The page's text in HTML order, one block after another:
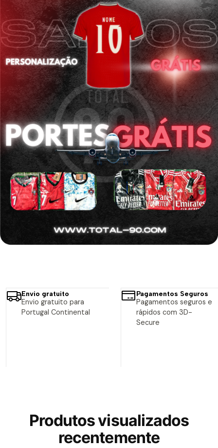
Envio gratuito
Envio gratuito para
Portugal Continental
Pagamentos Seguros
Pagamentos seguros e
rápidos com 3D-
Secure
Produtos visualizados
recentemente